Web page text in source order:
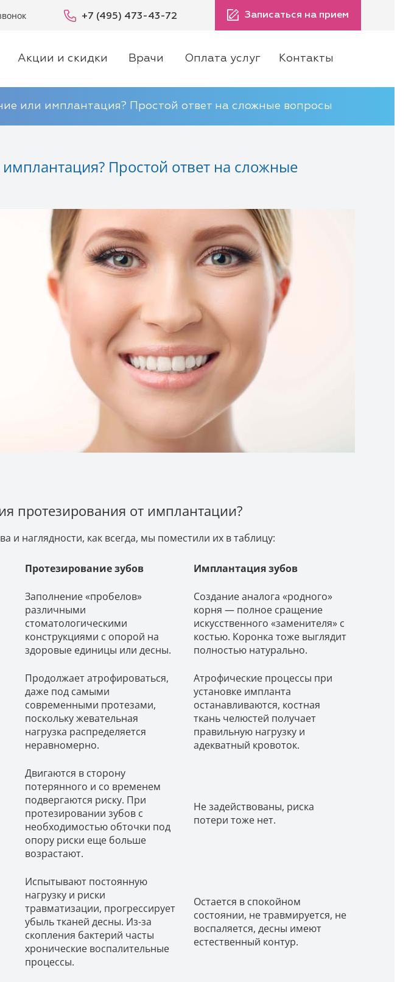
+7 (495) 473-43-72 Записаться на прием
Акции и скидки Врачи Оплата услуг Контакты
или имплантация? Простой ответ на сложные вопросы
Простой ответ на сложные
протезирования от имплантации?
и наглядности, как всегда, мы поместили их в таблицу:
Протезирование зубов Имплантация зубов
Заполнение «пробелов»
различными
стоматологическими
конструкциями с опорой на
здоровые единицы или десны.
Создание аналога «родного»
корня — полное сращение
искусственного «заменителя» с
костью. Коронка тоже выглядит
полностью натурально.
Продолжает атрофироваться,
даже под самыми
современными протезами,
поскольку жевательная
нагрузка распределяется
неравномерно.
Атрофические процессы при
установке импланта
останавливаются, костная
ткань челюстей получает
правильную нагрузку и
адекватный кровоток.
Двигаются в сторону
потерянного и со временем
подвергаются риску. При
протезировании зубов с
необходимостью обточки под
опору риски еще больше
возрастают.
Не задействованы, риска
потери тоже нет.
Испытывают постоянную
нагрузку и риски
травматизации, прогрессирует
убыль тканей десны. Из-за
скопления бактерий часты
хронические воспалительные
процессы.
Остается в спокойном
состоянии, не травмируется, не
воспаляется, десны имеют
естественный контур.